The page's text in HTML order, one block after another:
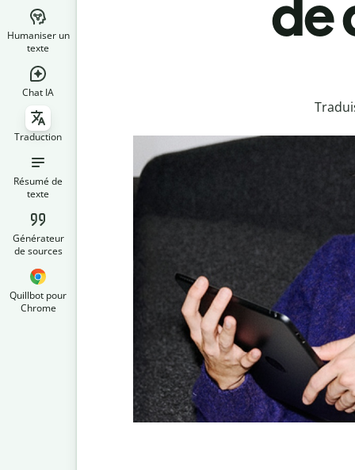
Humaniser un
texte
Chat IA
Traduction
Résumé de
texte
Générateur
de sources
Quillbot pour
Chrome
de